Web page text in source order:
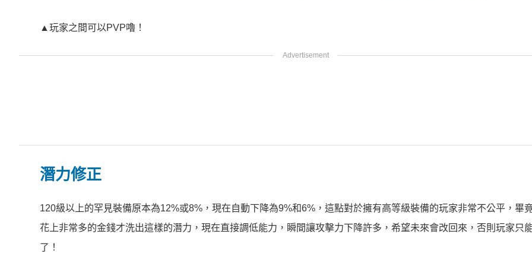
▲玩家之間可以PVP嚕！
潛力修正
120級以上的罕見裝備原本為12%或8%，現在自動下降為9%和6%，這點對於擁有高等級裝備的玩家非常不公平，畢
花上非常多的金錢才洗出這樣的潛力，現在直接調低能力，瞬間讓攻擊力下降許多，希望未來會改回來，否則玩家只
了！